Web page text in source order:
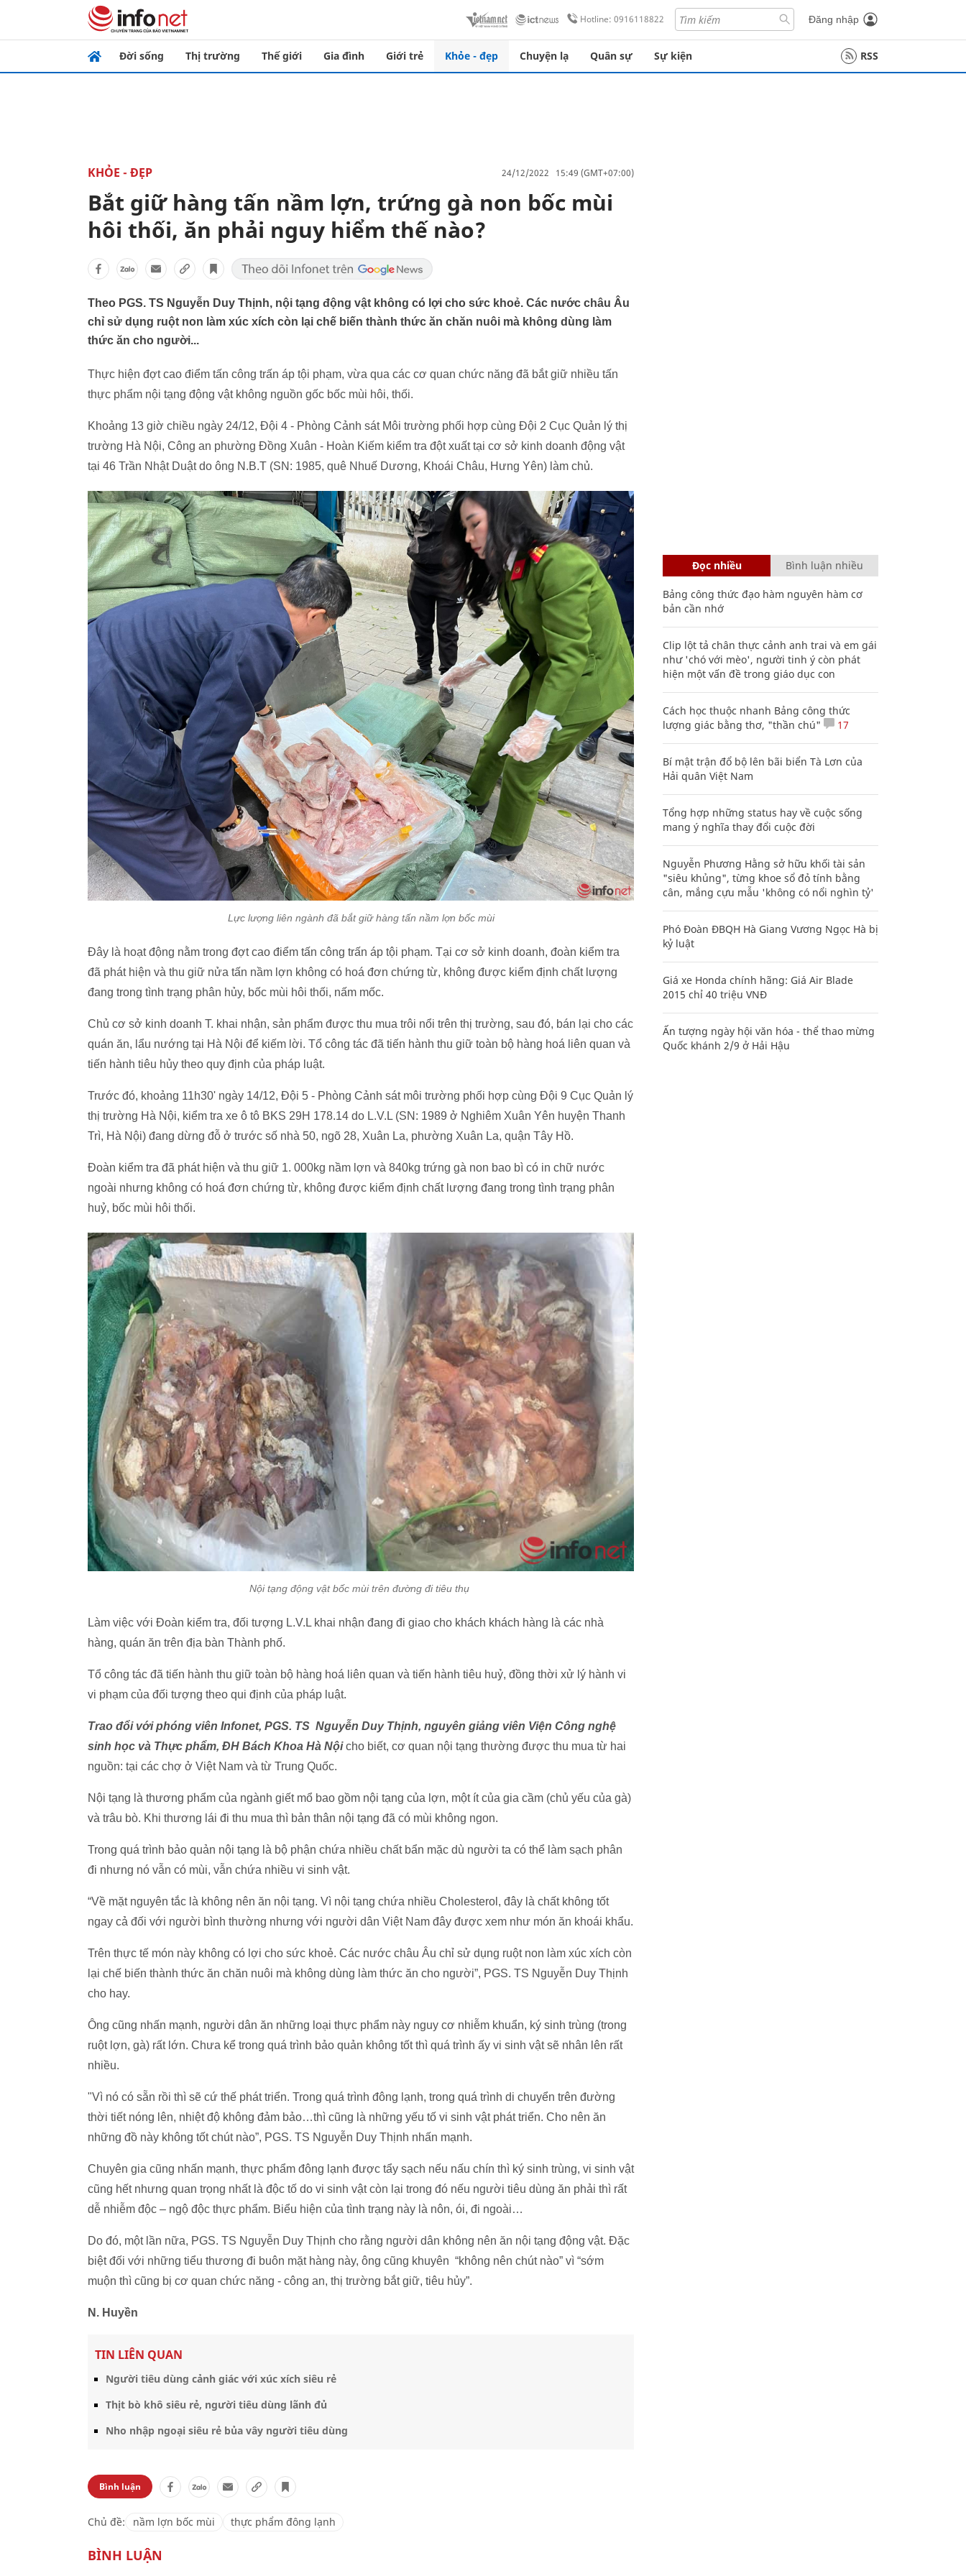
Hotline: 0916118822 Đăng nhập
Đời sống Thị trường Thế giới Gia đình Giới trẻ Khỏe - đẹp Chuyện lạ Quân sự Sự kiện RSS
KHỎE - ĐẸP 24/12/2022 15:49 (GMT+07:00)
Bắt giữ hàng tấn nầm lợn, trứng gà non bốc mùi
hôi thối, ăn phải nguy hiểm thế nào?
Theo PGS. TS Nguyễn Duy Thịnh, nội tạng động vật không có lợi cho sức khoẻ. Các nước châu Âu
chỉ sử dụng ruột non làm xúc xích còn lại chế biến thành thức ăn chăn nuôi mà không dùng làm
thức ăn cho người...
Thực hiện đợt cao điểm tấn công trấn áp tội phạm, vừa qua các cơ quan chức năng đã bắt giữ nhiều tấn
thực phẩm nội tạng động vật không nguồn gốc bốc mùi hôi, thối.
Khoảng 13 giờ chiều ngày 24/12, Đội 4 - Phòng Cảnh sát Môi trường phối hợp cùng Đội 2 Cục Quản lý thị
trường Hà Nội, Công an phường Đồng Xuân - Hoàn Kiếm kiểm tra đột xuất tại cơ sở kinh doanh động vật
tại 46 Trần Nhật Duật do ông N.B.T (SN: 1985, quê Nhuế Dương, Khoái Châu, Hưng Yên) làm chủ.
Lực lượng liên ngành đã bắt giữ hàng tấn nầm lợn bốc mùi
Đây là hoạt động nằm trong đợt cao điểm tấn công trấn áp tội phạm. Tại cơ sở kinh doanh, đoàn kiểm tra
đã phát hiện và thu giữ nửa tấn nầm lợn không có hoá đơn chứng từ, không được kiểm định chất lượng
đang trong tình trạng phân hủy, bốc mùi hôi thối, nấm mốc.
Chủ cơ sở kinh doanh T. khai nhận, sản phẩm được thu mua trôi nổi trên thị trường, sau đó, bán lại cho các
quán ăn, lẩu nướng tại Hà Nội để kiếm lời. Tổ công tác đã tiến hành thu giữ toàn bộ hàng hoá liên quan và
tiến hành tiêu hủy theo quy định của pháp luật.
Trước đó, khoảng 11h30' ngày 14/12, Đội 5 - Phòng Cảnh sát môi trường phối hợp cùng Đội 9 Cục Quản lý
thị trường Hà Nội, kiểm tra xe ô tô BKS 29H 178.14 do L.V.L (SN: 1989 ở Nghiêm Xuân Yên huyện Thanh
Trì, Hà Nội) đang dừng đỗ ở trước số nhà 50, ngõ 28, Xuân La, phường Xuân La, quận Tây Hồ.
Đoàn kiểm tra đã phát hiện và thu giữ 1. 000kg nầm lợn và 840kg trứng gà non bao bì có in chữ nước
ngoài nhưng không có hoá đơn chứng từ, không được kiểm định chất lượng đang trong tình trạng phân
huỷ, bốc mùi hôi thối.
Nội tạng động vật bốc mùi trên đường đi tiêu thụ
Làm việc với Đoàn kiểm tra, đối tượng L.V.L khai nhận đang đi giao cho khách khách hàng là các nhà
hàng, quán ăn trên địa bàn Thành phố.
Tổ công tác đã tiến hành thu giữ toàn bộ hàng hoá liên quan và tiến hành tiêu huỷ, đồng thời xử lý hành vi
vi phạm của đối tượng theo qui định của pháp luật.
Trao đổi với phóng viên Infonet, PGS. TS Nguyễn Duy Thịnh, nguyên giảng viên Viện Công nghệ
sinh học và Thực phẩm, ĐH Bách Khoa Hà Nộicho biết, cơ quan nội tạng thường được thu mua từ hai
nguồn: tại các chợ ở Việt Nam và từ Trung Quốc.
Nội tạng là thương phẩm của ngành giết mổ bao gồm nội tạng của lợn, một ít của gia cầm (chủ yếu của gà)
và trâu bò. Khi thương lái đi thu mua thì bản thân nội tạng đã có mùi không ngon.
Trong quá trình bảo quản nội tạng là bộ phận chứa nhiều chất bẩn mặc dù người ta có thể làm sạch phân
đi nhưng nó vẫn có mùi, vẫn chứa nhiều vi sinh vật.
“Về mặt nguyên tắc là không nên ăn nội tạng. Vì nội tạng chứa nhiều Cholesterol, đây là chất không tốt
ngay cả đối với người bình thường nhưng với người dân Việt Nam đây được xem như món ăn khoái khẩu.
Trên thực tế món này không có lợi cho sức khoẻ. Các nước châu Âu chỉ sử dụng ruột non làm xúc xích còn
lại chế biến thành thức ăn chăn nuôi mà không dùng làm thức ăn cho người”, PGS. TS Nguyễn Duy Thịnh
cho hay.
Ông cũng nhấn mạnh, người dân ăn những loại thực phẩm này nguy cơ nhiễm khuẩn, ký sinh trùng (trong
ruột lợn, gà) rất lớn. Chưa kể trong quá trình bảo quản không tốt thì quá trình ấy vi sinh vật sẽ nhân lên rất
nhiều.
"Vì nó có sẵn rồi thì sẽ cứ thế phát triển. Trong quá trình đông lạnh, trong quá trình di chuyển trên đường
thời tiết nóng lên, nhiệt độ không đảm bảo…thì cũng là những yếu tố vi sinh vật phát triển. Cho nên ăn
những đồ này không tốt chút nào”, PGS. TS Nguyễn Duy Thịnh nhấn mạnh.
Chuyên gia cũng nhấn mạnh, thực phẩm đông lạnh được tẩy sạch nếu nấu chín thì ký sinh trùng, vi sinh vật
cũng hết nhưng quan trọng nhất là độc tố do vi sinh vật còn lại trong đó nếu người tiêu dùng ăn phải thì rất
dễ nhiễm độc – ngộ độc thực phẩm. Biểu hiện của tình trạng này là nôn, ói, đi ngoài…
Do đó, một lần nữa, PGS. TS Nguyễn Duy Thịnh cho rằng người dân không nên ăn nội tạng động vật. Đặc
biệt đối với những tiểu thương đi buôn mặt hàng này, ông cũng khuyên “không nên chút nào” vì “sớm
muộn thì cũng bị cơ quan chức năng - công an, thị trường bắt giữ, tiêu hủy”.
N. Huyền
TIN LIÊN QUAN
Người tiêu dùng cảnh giác với xúc xích siêu rẻ
Thịt bò khô siêu rẻ, người tiêu dùng lãnh đủ
Nho nhập ngoại siêu rẻ bủa vây người tiêu dùng
Bình luận
Chủ đề: nầm lợn bốc mùi thực phẩm đông lạnh
Đọc nhiều Bình luận nhiều
Bảng công thức đạo hàm nguyên hàm cơ
bản cần nhớ
Clip lột tả chân thực cảnh anh trai và em gái
như 'chó với mèo', người tinh ý còn phát
hiện một vấn đề trong giáo dục con
Cách học thuộc nhanh Bảng công thức
lượng giác bằng thơ, "thần chú"
17
Bí mật trận đổ bộ lên bãi biển Tà Lơn của
Hải quân Việt Nam
Tổng hợp những status hay về cuộc sống
mang ý nghĩa thay đổi cuộc đời
Nguyễn Phương Hằng sở hữu khối tài sản
"siêu khủng", từng khoe sổ đỏ tính bằng
cân, mắng cựu mẫu 'không có nổi nghìn tỷ'
Phó Đoàn ĐBQH Hà Giang Vương Ngọc Hà bị
kỷ luật
Giá xe Honda chính hãng: Giá Air Blade
2015 chỉ 40 triệu VNĐ
Ấn tượng ngày hội văn hóa - thể thao mừng
Quốc khánh 2/9 ở Hải Hậu